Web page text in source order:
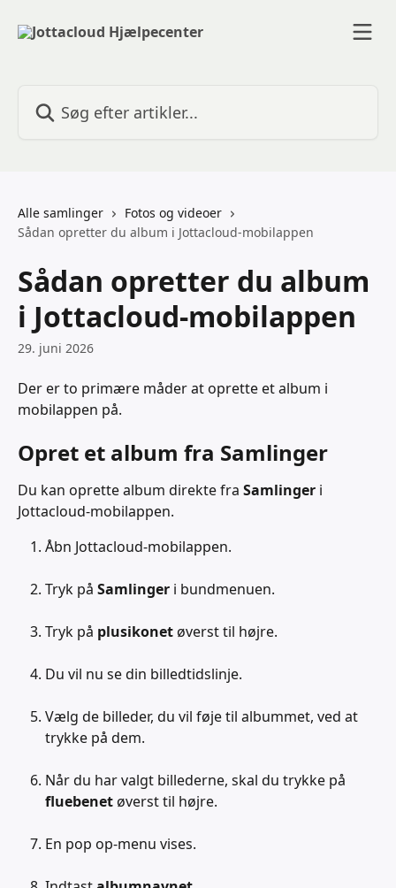
Alle samlinger
Fotos og videoer
Sådan opretter du album i Jottacloud-mobilappen
Sådan opretter du album
i Jottacloud-mobilappen
29. juni 2026
Der er to primære måder at oprette et album i
mobilappen på.
Opret et album fra Samlinger
Du kan oprette album direkte fra Samlinger i
Jottacloud-mobilappen.
Åbn Jottacloud-mobilappen.
Tryk på Samlinger i bundmenuen.
Tryk på plusikonet øverst til højre.
Du vil nu se din billedtidslinje.
Vælg de billeder, du vil føje til albummet, ved at
trykke på dem.
Når du har valgt billederne, skal du trykke på
fluebenet øverst til højre.
En pop op-menu vises.